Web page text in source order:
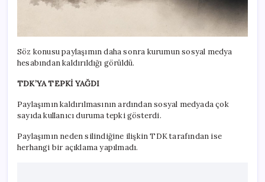
Söz konusu paylaşımın daha sonra kurumun sosyal medya
hesabından kaldırıldığı görüldü.
TDK’YA TEPKİ YAĞDI
Paylaşımın kaldırılmasının ardından sosyal medyada çok
sayıda kullanıcı duruma tepki gösterdi.
Paylaşımın neden silindiğine ilişkin TDK tarafından ise
herhangi bir açıklama yapılmadı.